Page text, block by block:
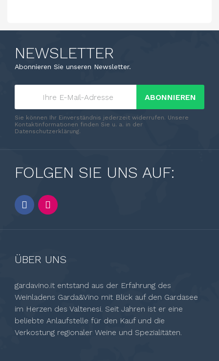
NEWSLETTER
Abonnieren Sie unseren Newsletter.
ABONNIEREN
Sie können Ihr Einverständnis jederzeit widerrufen. Unsere
Kontaktinformationen finden Sie u. a. in der
Datenschutzerklärung.
FOLGEN SIE UNS AUF:
ÜBER UNS
gardavino.it entstand aus der Erfahrung des
Weinladens Garda&Vino mit Blick auf den Gardasee
im Herzen des Valtenesi. Seit Jahren ist er eine
beliebte Anlaufstelle für den Kauf und die
Verkostung regionaler Weine und Spezialitäten.